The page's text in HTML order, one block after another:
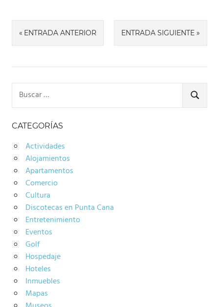
Navegación
de
entradas
ENTRADA ANTERIOR ENTRADA SIGUIENTE
BUSCAR
CATEGORÍAS
Actividades
Alojamientos
Apartamentos
Comercio
Cultura
Discotecas en Punta Cana
Entretenimiento
Eventos
Golf
Hospedaje
Hoteles
Inmuebles
Mapas